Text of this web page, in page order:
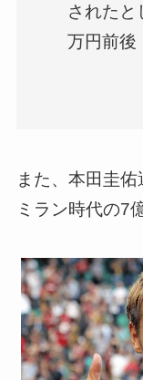
されたと
万円前後
また、本田圭
ミラン時代の7